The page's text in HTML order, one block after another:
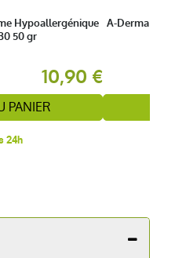
Hypoallergénique
50 gr
10,90 €
PANIER
24h
A-Derma